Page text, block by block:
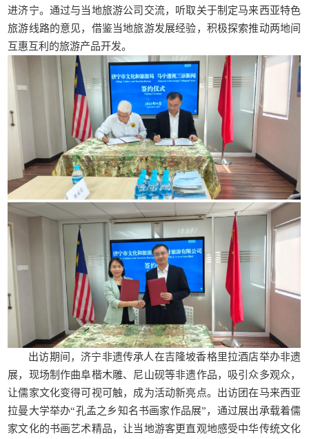
进济宁。通过与当地旅游公司交流，听取关于制定马来西亚特色
旅游线路的意见，借鉴当地旅游发展经验，积极探索推动两地间
互惠互利的旅游产品开发。
出访期间，济宁非遗传承人在吉隆坡香格里拉酒店举办非遗
展，现场制作曲阜楷木雕、尼山砚等非遗作品，吸引众多观众，
让儒家文化变得可视可触，成为活动新亮点。出访团在马来西亚
拉曼大学举办“孔孟之乡知名书画家作品展”，通过展出承载着儒
家文化的书画艺术精品，让当地游客更直观地感受中华传统文化